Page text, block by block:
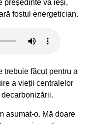
președinte va ieși,
fostul energetician.
trebuie făcut pentru a
a vieții centralelor
asumat-o. Mă doare